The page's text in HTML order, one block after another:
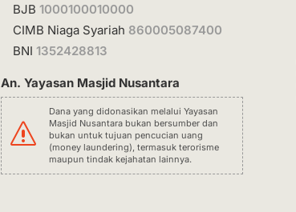
BJB1000100010000
CIMB Niaga Syariah 860005087400
BNI1352428813
An. Yayasan Masjid Nusantara
s
Dana yang didonasikan melalui Yayasan
Masjid Nusantara bukan bersumber dan
bukan untuk tujuan pencucian uang
(money laundering), termasuk terorisme
maupun tindak kejahatan lainnya.